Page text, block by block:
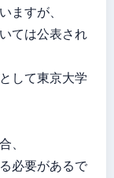
ますが、
ては公表され
して東京大学
、
必要があるで